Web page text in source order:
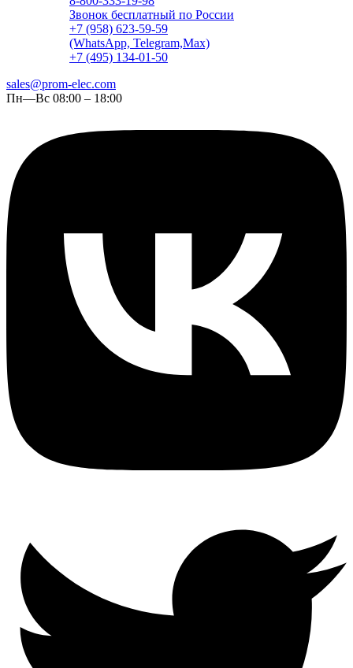
Звонок бесплатный по России
+7 (958) 623-59-59
(WhatsApp, Telegram,Max)
+7 (495) 134-01-50
sales@prom-elec.com
Пн—Вс 08:00 – 18:00